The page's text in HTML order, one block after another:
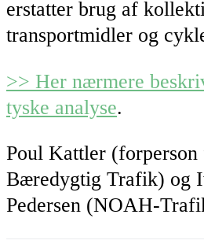
erstatter brug af
transportmidler og
>> Her nærmere
tyske analyse.
Poul Kattler
Bæredygtig Trafik) og
Pedersen (NOAH-